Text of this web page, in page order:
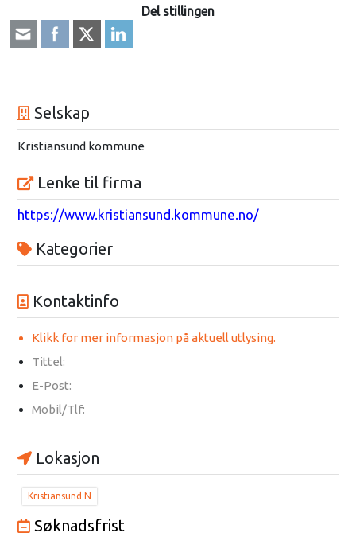
Del stillingen
Selskap
Kristiansund kommune
Lenke til firma
https://www.kristiansund.kommune.no/
Kategorier
Kontaktinfo
Klikk for mer informasjon på aktuell utlysing.
Tittel:
E-Post:
Mobil/Tlf:
Lokasjon
Kristiansund N
Søknadsfrist